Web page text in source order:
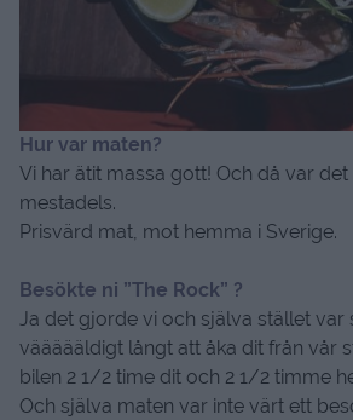
Hur var maten?
Vi har ätit massa gott! Och då var
mestadels.
Prisvärd mat, mot hemma i Sverige.
Besökte ni ”The Rock” ?
Ja det gjorde vi och själva stället var
väääääldigt långt att åka dit från vår
bilen 2 1/2 time dit och 2 1/2 timme
Och själva maten var inte värt ett